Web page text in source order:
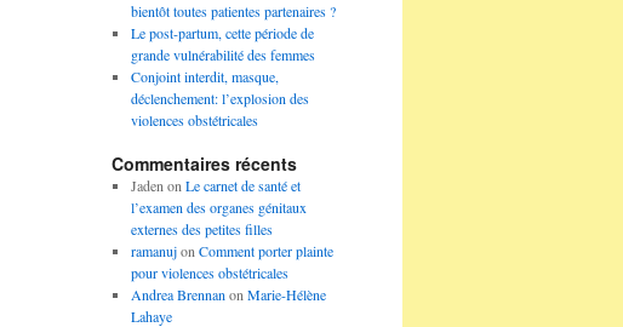
bientôt toutes patientes partenaires ?
Le post-partum, cette période de
grande vulnérabilité des femmes
Conjoint interdit, masque,
déclenchement: l’explosion des
violences obstétricales
Commentaires récents
Jaden on Le carnet de santé et
l’examen des organes génitaux
externes des petites filles
ramanujon Comment porter plainte
pour violences obstétricales
Andrea Brennan on Marie-Hélène
Lahaye